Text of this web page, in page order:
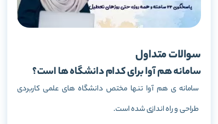
سوالات متداول
سامانه هم آوا برای کدام دانشگاه ها است؟
سامانه ی هم آوا تنها مختص دانشگاه های علمی کاربردی
طراحی و راه اندازی شده است.